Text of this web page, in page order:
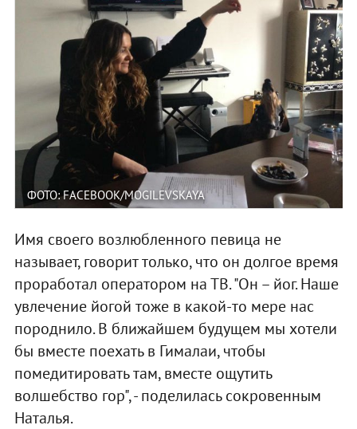
ФОТО: FACEBOOK/MOGILEVSKAYA
Имя своего возлюбленного певица не
называет, говорит только, что он долгое время
проработал оператором на ТВ. "Он – йог. Наше
увлечение йогой тоже в какой-то мере нас
породнило. В ближайшем будущем мы хотели
бы вместе поехать в Гималаи, чтобы
помедитировать там, вместе ощутить
волшебство гор", - поделилась сокровенным
Наталья.